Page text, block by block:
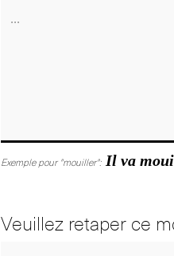
Exemple pour "mouiller": Il va
Veuillez retaper ce